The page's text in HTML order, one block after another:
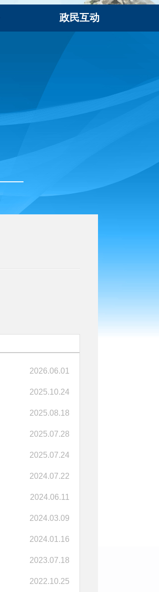
政民互动
2026.06.01
2025.10.24
2025.08.18
2025.07.28
2025.07.24
2024.07.22
2024.06.11
2024.03.09
2024.01.16
2023.07.18
2022.10.25